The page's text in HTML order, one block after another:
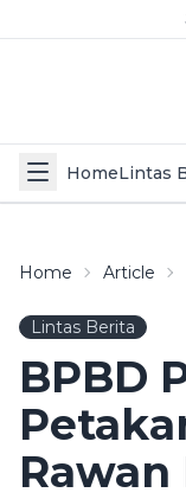
HomeLintas
Home Article
Lintas Berita
BPBD